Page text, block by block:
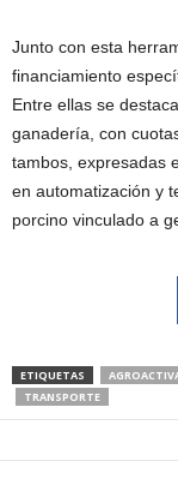
Junto con esta
financiamiento
Entre ellas se
ganadería, con
tambos, expresadas
en automatización y
porcino vinculado a
ETIQUETAS
TRANSPORTE